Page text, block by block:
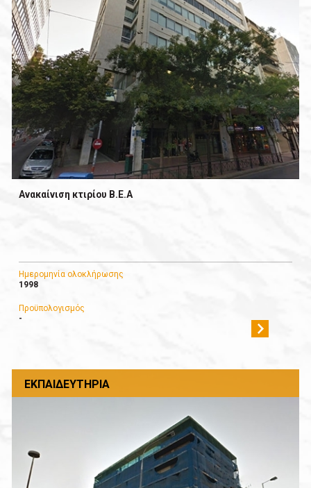
Ανακαίνιση κτιρίου Β.Ε.Α
Ημερομηνία ολοκλήρωσης
1998
Προϋπολογισμός
-
ΕΚΠΑΙΔΕΥΤΉΡΙΑ